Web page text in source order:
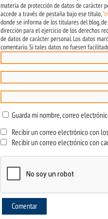
materia de protección de datos de carácter
accede a través de pestaña bajo ese título,
donde se informa de los titulares del blog,
dirección para el ejercicio de los derechos
de datos de carácter personal. Los datos
comentario. Si tales datos no fuesen
Guarda mi nombre, correo
Recibir un correo electrónico con
Recibir un correo electrónico con